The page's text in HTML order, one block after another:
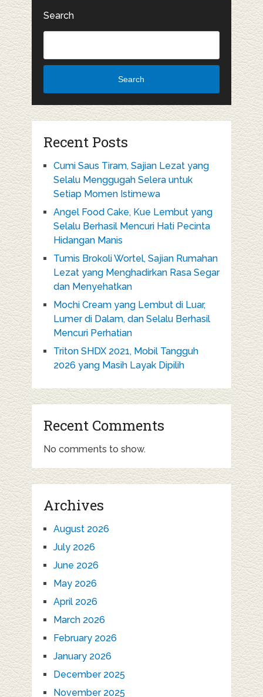
Search
Search
Recent Posts
Cumi Saus Tiram, Sajian Lezat yang
Selalu Menggugah Selera untuk
Setiap Momen Istimewa
Angel Food Cake, Kue Lembut yang
Selalu Berhasil Mencuri Hati Pecinta
Hidangan Manis
Tumis Brokoli Wortel, Sajian Rumahan
Lezat yang Menghadirkan Rasa Segar
dan Menyehatkan
Mochi Cream yang Lembut di Luar,
Lumer di Dalam, dan Selalu Berhasil
Mencuri Perhatian
Triton SHDX 2021, Mobil Tangguh
2026 yang Masih Layak Dipilih
Recent Comments
No comments to show.
Archives
August 2026
July 2026
June 2026
May 2026
April 2026
March 2026
February 2026
January 2026
December 2025
November 2025